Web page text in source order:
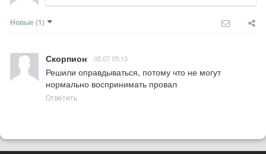
Новые (1)
Скорпион 05.07 05:13
Решили оправдываться, потому что не могут
нормально воспринимать провал
Ответить